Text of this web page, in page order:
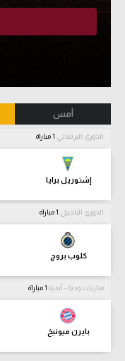
أمس
الدوري البرتغالي
إشتوريل برايا
الدوري البلجيكي
كلوب بروج
مباريات ودية - أندية
بايرن ميونيخ